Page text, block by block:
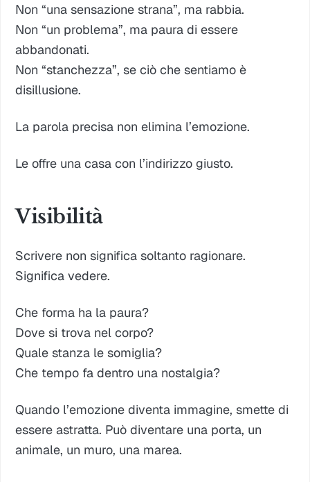
Non “una sensazione strana”, ma rabbia.
Non “un problema”, ma paura di essere
abbandonati.
Non “stanchezza”, se ciò che sentiamo è
disillusione.
La parola precisa non elimina l’emozione.
Le offre una casa con l’indirizzo giusto.
Visibilità
Scrivere non significa soltanto ragionare.
Significa vedere.
Che forma ha la paura?
Dove si trova nel corpo?
Quale stanza le somiglia?
Che tempo fa dentro una nostalgia?
Quando l’emozione diventa immagine, smette di
essere astratta. Può diventare una porta, un
animale, un muro, una marea.